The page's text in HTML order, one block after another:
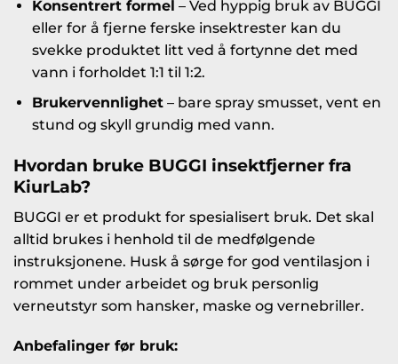
Konsentrert formel – Ved hyppig bruk av BUGGI
eller for å fjerne ferske insektrester kan du
svekke produktet litt ved å fortynne det med
vann i forholdet 1:1 til 1:2.
Brukervennlighet– bare spray smusset, vent en
stund og skyll grundig med vann.
Hvordan bruke BUGGI insektfjerner fra
KiurLab?
BUGGI er et produkt for spesialisert bruk. Det skal
alltid brukes i henhold til de medfølgende
instruksjonene. Husk å sørge for god ventilasjon i
rommet under arbeidet og bruk personlig
verneutstyr som hansker, maske og vernebriller.
Anbefalinger før bruk: